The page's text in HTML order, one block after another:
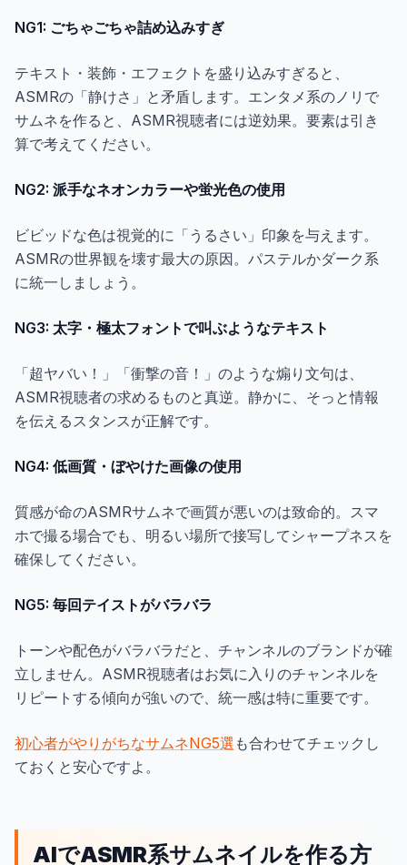
NG1: ごちゃごちゃ詰め込みすぎ
テキスト・装飾・エフェクトを盛り込みすぎると、
ASMRの「静けさ」と矛盾します。エンタメ系のノリで
サムネを作ると、ASMR視聴者には逆効果。要素は引き
算で考えてください。
NG2: 派手なネオンカラーや蛍光色の使用
ビビッドな色は視覚的に「うるさい」印象を与えます。
ASMRの世界観を壊す最大の原因。パステルかダーク系
に統一しましょう。
NG3: 太字・極太フォントで叫ぶようなテキスト
「超ヤバい！」「衝撃の音！」のような煽り文句は、
ASMR視聴者の求めるものと真逆。静かに、そっと情報
を伝えるスタンスが正解です。
NG4: 低画質・ぼやけた画像の使用
質感が命のASMRサムネで画質が悪いのは致命的。スマ
ホで撮る場合でも、明るい場所で接写してシャープネスを
確保してください。
NG5: 毎回テイストがバラバラ
トーンや配色がバラバラだと、チャンネルのブランドが確
立しません。ASMR視聴者はお気に入りのチャンネルを
リピートする傾向が強いので、統一感は特に重要です。
初心者がやりがちなサムネNG5選 も合わせてチェックし
ておくと安心ですよ。
AIでASMR系サムネイルを作る方